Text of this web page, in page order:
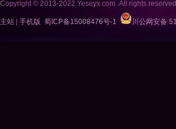
Copyright © 2013-2022 Yeseyx.com .All rights
主站 手机版 蜀ICP备15008476号-1 川公网安备